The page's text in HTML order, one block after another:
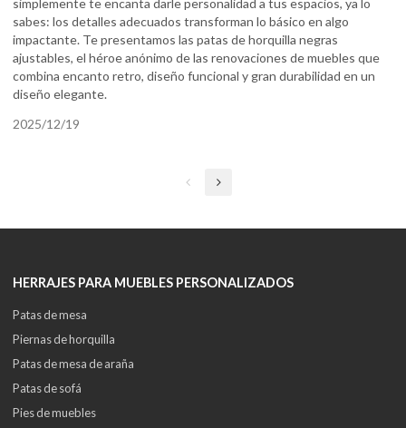
sabes: los detalles adecuados transforman lo básico en algo
impactante. Te presentamos las patas de horquilla negras
ajustables, el héroe anónimo de las renovaciones de muebles que
combina encanto retro, diseño funcional y gran durabilidad en un
diseño elegante.
2025/12/19
HERRAJES PARA MUEBLES PERSONALIZADOS
Patas de mesa
Piernas de horquilla
Patas de mesa de araña
Patas de sofá
Pies de muebles